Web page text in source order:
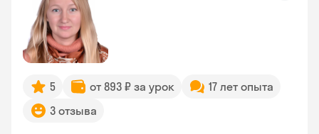
5 от 893 ₽ за урок
17 лет опыта
3 отзыва